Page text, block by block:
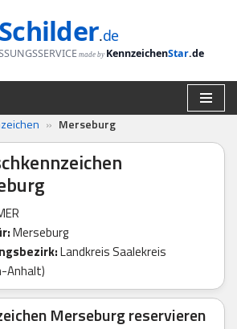
Schilder.de
made by KennzeichenStar.de
» Merseburg
Merseburg
Landkreis Saalekreis
Anhalt)
Merseburg reservieren